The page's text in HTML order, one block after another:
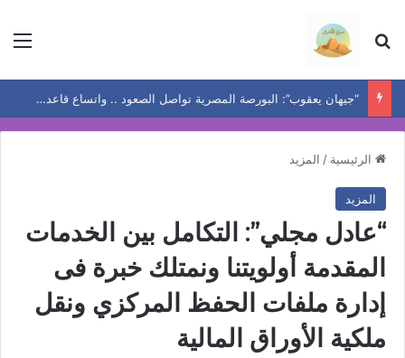
بحث عن
“جيهان يعقوب”: البورصة المصرية تواصل الصعود .. واتساع قاعدة المكاسب يعيد رسم خريطة الفرص
الرئيسية / المزيد
المزيد
“عادل مجلي”: التكامل بين الخدمات
المقدمة أولويتنا ونمتلك خبرة فى
إدارة ملفات الحفظ المركزي ونقل
ملكية الأوراق المالية